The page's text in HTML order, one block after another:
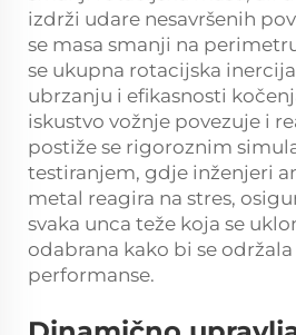
izdrži udare nesavršenih
se masa smanji na
se ukupna rotacijska
ubrzanju i efikasnosti
iskustvo vožnje povezuje i
postiže se rigoroznim
testiranjem, gdje inženjeri
metal reagira na stres,
svaka unca teže koja se
odabrana kako bi se
performanse.